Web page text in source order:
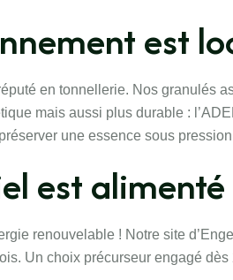
est
en tonnellerie. Nos granulés
mais aussi plus durable :
une essence sous
est
renouvelable ! Notre site
Un choix précurseur engagé dès